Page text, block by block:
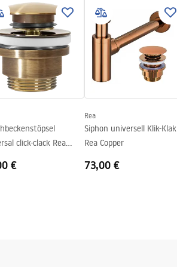
_5.pdf
click-clack Rea
€
Rea
Siphon universell Klik-Klak
Rea Copper
73,00 €